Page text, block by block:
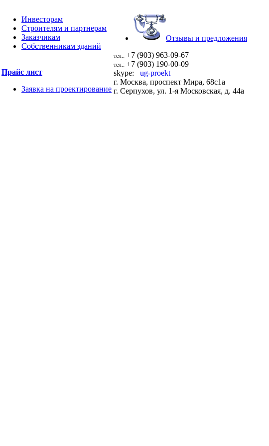
Инвесторам
Строителям и партнерам
Заказчикам
Собственникам зданий
Прайс лист
Заявка на проектирование
Отзывы и предложения
тел.: +7 (903) 963-09-67
тел.: +7 (903) 190-00-09
skype:
ug-proekt
г. Москва, проспект Мира, 68с1а
г. Серпухов, ул. 1-я Московская, д. 44a